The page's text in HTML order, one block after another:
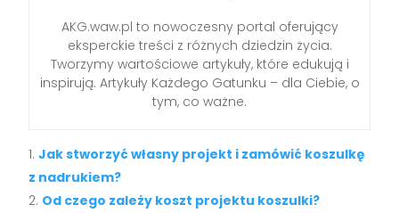
AKG.waw.pl to nowoczesny portal oferujący
eksperckie treści z różnych dziedzin życia.
Tworzymy wartościowe artykuły, które edukują i
inspirują. Artykuły Każdego Gatunku – dla Ciebie, o
tym, co ważne.
Jak stworzyć własny projekt i zamówić koszulkę
z nadrukiem?
Od czego zależy koszt projektu koszulki?